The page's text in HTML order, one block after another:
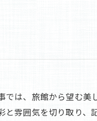
は、旅館から望む美
雰囲気を切り取り、